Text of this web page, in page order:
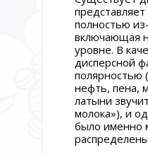
полностью
включающая
уровне. В
дисперсной
полярностью
нефть, пена,
латыни
молока»), и
было именно